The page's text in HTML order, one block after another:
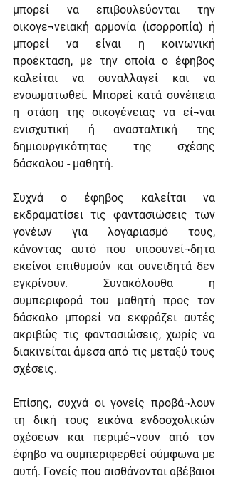
μπορεί να επιβουλεύονται την
οικογε¬νειακή αρμονία (ισορροπία) ή
μπορεί να είναι η κοινωνική
προέκταση, με την οποία ο έφηβος
καλείται να συναλλαγεί και να
ενσωματωθεί. Μπορεί κατά συνέπεια
η στάση της οικογένειας να εί¬ναι
ενισχυτική ή ανασταλτική της
δημιουργικότητας της σχέσης
δάσκαλου - μαθητή.
Συχνά ο έφηβος καλείται να
εκδραματίσει τις φαντασιώσεις των
γονέων για λογαριασμό τους,
κάνοντας αυτό που υποσυνεί¬δητα
εκείνοι επιθυμούν και συνειδητά δεν
εγκρίνουν. Συνακόλουθα η
συμπεριφορά του μαθητή προς τον
δάσκαλο μπορεί να εκφράζει αυτές
ακριβώς τις φαντασιώσεις, χωρίς να
διακινείται άμεσα από τις μεταξύ τους
σχέσεις.
Επίσης, συχνά οι γονείς προβά¬λουν
τη δική τους εικόνα ενδοσχολικών
σχέσεων και περιμέ¬νουν από τον
έφηβο να συμπεριφερθεί σύμφωνα με
αυτή. Γονείς που αισθάνονται αβέβαιοι